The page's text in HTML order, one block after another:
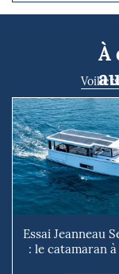
À
Voiliers
Essai Jeanneau
: le catamaran